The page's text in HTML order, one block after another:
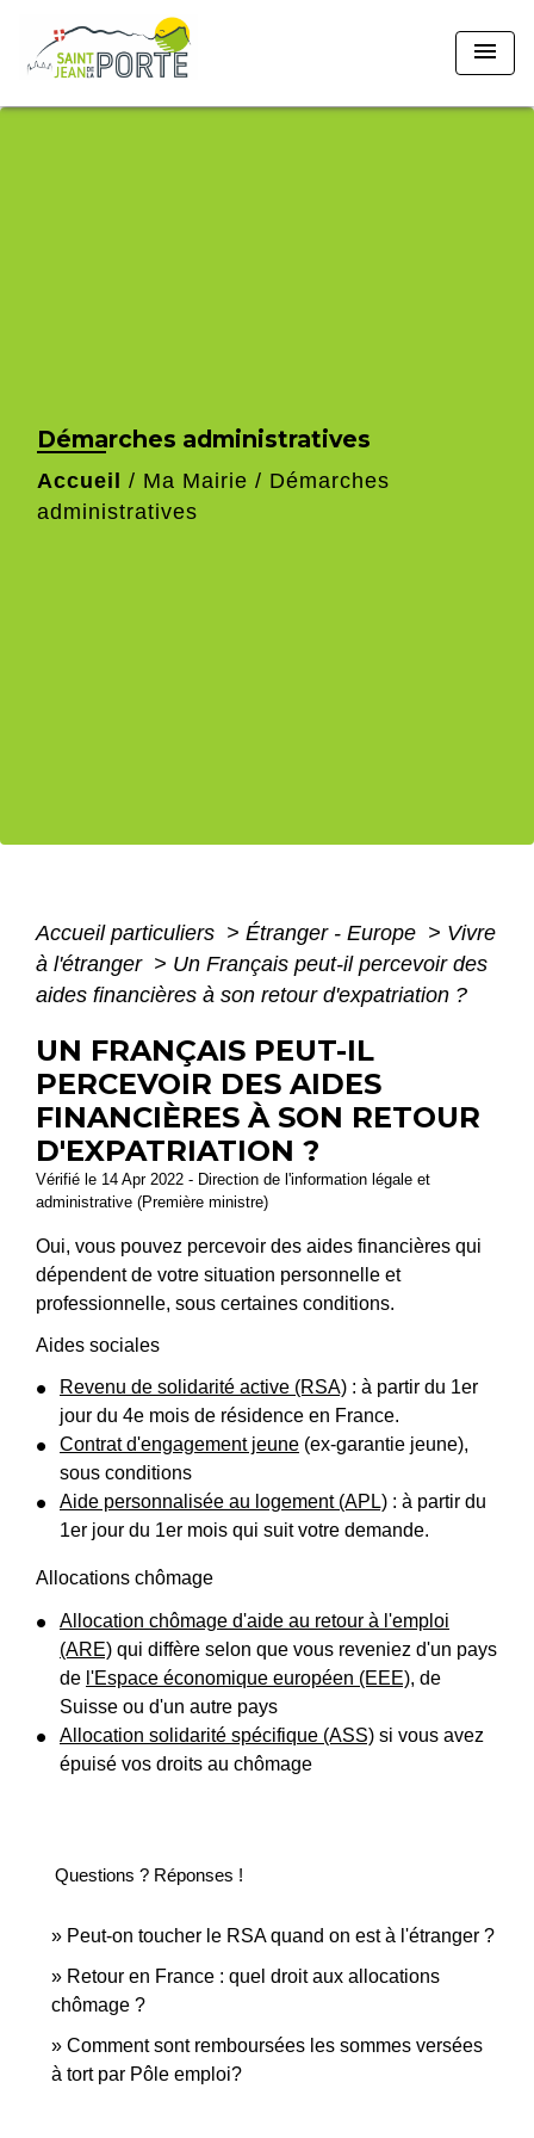
menu
Démarches administratives
Accueil / Ma Mairie / Démarches
administratives
Accueil particuliers > Étranger - Europe > Vivre
à l'étranger > Un Français peut-il percevoir des
aides financières à son retour d'expatriation ?
UN FRANÇAIS PEUT-IL
PERCEVOIR DES AIDES
FINANCIÈRES À SON RETOUR
D'EXPATRIATION ?
Vérifié le 14 Apr 2022 - Direction de l'information légale et
administrative (Première ministre)
Oui, vous pouvez percevoir des aides financières qui
dépendent de votre situation personnelle et
professionnelle, sous certaines conditions.
Aides sociales
Revenu de solidarité active (RSA) : à partir du 1er
jour du 4e mois de résidence en France.
Contrat d'engagement jeune (ex-garantie jeune),
sous conditions
Aide personnalisée au logement (APL) : à partir du
1er jour du 1er mois qui suit votre demande.
Allocations chômage
Allocation chômage d'aide au retour à l'emploi
(ARE) qui diffère selon que vous reveniez d'un pays
de l'Espace économique européen (EEE), de
Suisse ou d'un autre pays
Allocation solidarité spécifique (ASS) si vous avez
épuisé vos droits au chômage
Questions ? Réponses !
Peut-on toucher le RSA quand on est à l'étranger ?
Retour en France : quel droit aux allocations
chômage ?
Comment sont remboursées les sommes versées
à tort par Pôle emploi?